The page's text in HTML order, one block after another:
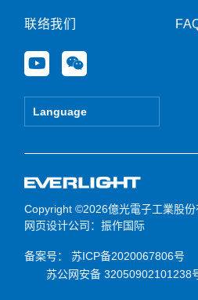
联络我们
Y
o
u
e
W
e
i
Language
Copyright ©2026億光電子工業股份
网页设计公司 ：振作国际
备案号：
苏ICP备2020067806号
苏公网安备 32050902101238